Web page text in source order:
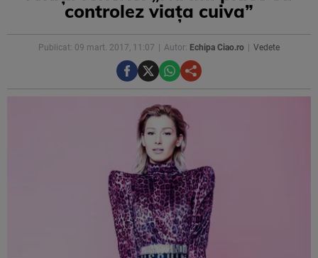
controlez viața cuiva”
Publicat: 09 mart. 2017, 11:07 Autor: Echipa Ciao.ro Vedete